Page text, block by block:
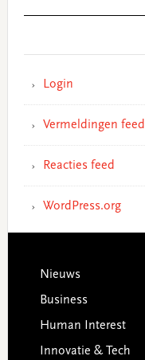
Login
Vermeldingen feed
Reacties feed
WordPress.org
Footer
Nieuws
Business
Human Interest
Innovatie & Tech